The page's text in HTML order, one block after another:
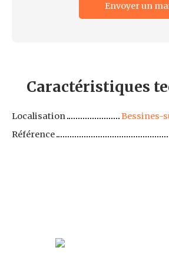
Envoyer un
Caractéristiques
Localisation
Bessines-
Référence